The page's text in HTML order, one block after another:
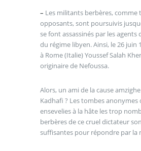
– Les militants berbères, comme
opposants, sont poursuivis
se font assassinés par les agents
du régime libyen. Ainsi, le 26 juin
à Rome (Italie) Youssef Salah
originaire de Nefoussa.
Alors, un ami de la cause
Kadhafi ? Les tombes anonymes
ensevelies à la hâte les trop
berbères de ce cruel dictateur
suffisantes pour répondre par la